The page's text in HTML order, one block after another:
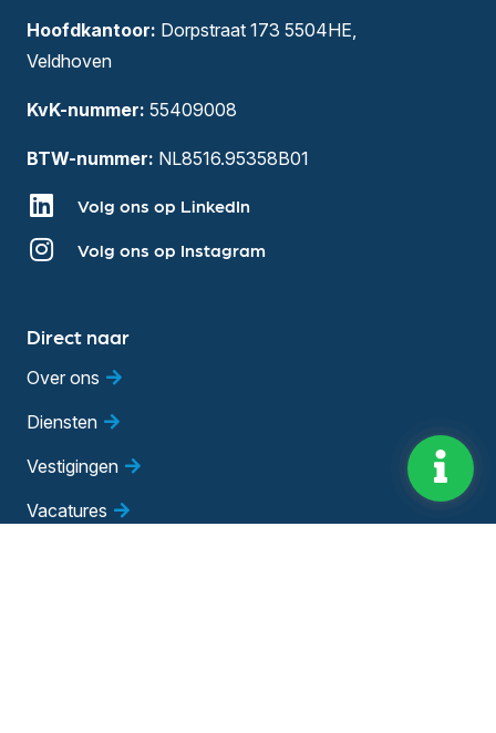
Hoofdkantoor: Dorpstraat 173 5504HE,
Veldhoven
KvK-nummer: 55409008
BTW-nummer: NL8516.95358B01
Volg ons op LinkedIn
Volg ons op Instagram
Direct naar
Over ons
Diensten
Vestigingen
Vacatures